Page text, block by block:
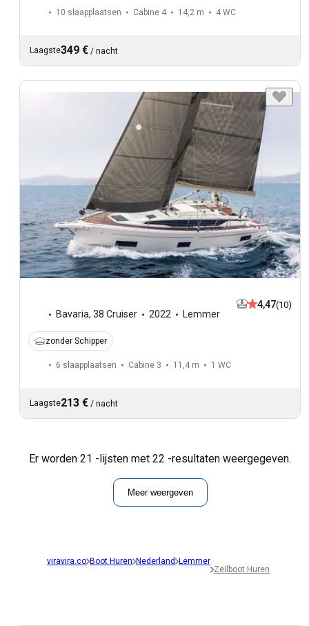
10 slaapplaatsen Cabine 4 14,2 m 4 WC
Laagste349 € / nacht
Bavaria, 38 Cruiser 2022 Lemmer
4,47(10)
zonder Schipper
6 slaapplaatsen Cabine 3 11,4 m 1 WC
Laagste213 € / nacht
Er worden 21 -lijsten met 22 -resultaten weergegeven.
Meer weergeven
viravira.co Boot Huren Nederland
Lemmer
Zeilboot Huren